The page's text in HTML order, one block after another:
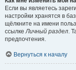
Если вы являетесь
настройки хранятся в
щёлкните на имени
ссылкеЛичный раздел.
предпочтения.
Вернуться к началу